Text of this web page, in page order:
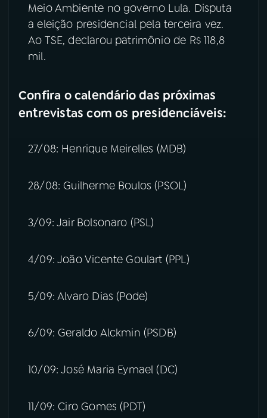
Meio Ambiente no governo Lula. Disputa
a eleição presidencial pela terceira vez.
Ao TSE, declarou patrimônio de R$ 118,8
mil.
Confira o calendário das próximas
entrevistas com os presidenciáveis:
27/08: Henrique Meirelles (MDB)
28/08: Guilherme Boulos (PSOL)
3/09: Jair Bolsonaro (PSL)
4/09: João Vicente Goulart (PPL)
5/09: Alvaro Dias (Pode)
6/09: Geraldo Alckmin (PSDB)
10/09: José Maria Eymael (DC)
11/09: Ciro Gomes (PDT)